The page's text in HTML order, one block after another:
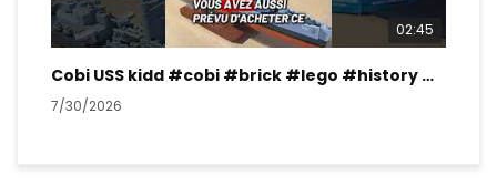
02:45
Cobi USS kidd #cobi #brick #lego #history #ww2
7/30/2026